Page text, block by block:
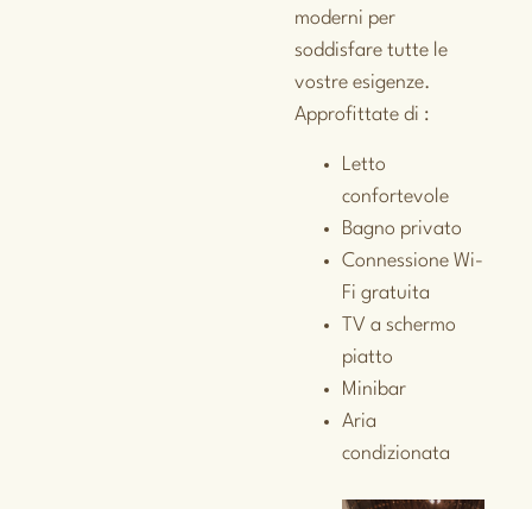
moderni per
soddisfare tutte le
vostre esigenze.
Approfittate di :
Letto
confortevole
Bagno privato
Connessione Wi-
Fi gratuita
TV a schermo
piatto
Minibar
Aria
condizionata